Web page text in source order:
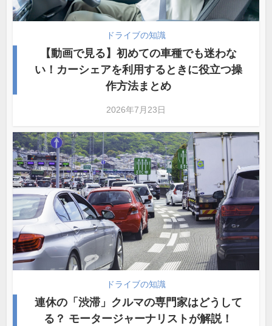
ドライブの知識
【動画で見る】初めての車種でも迷わな
い！カーシェアを利用するときに役立つ操
作方法まとめ
2026年7月23日
ドライブの知識
連休の「渋滞」クルマの専門家はどうして
る？ モータージャーナリストが解説！